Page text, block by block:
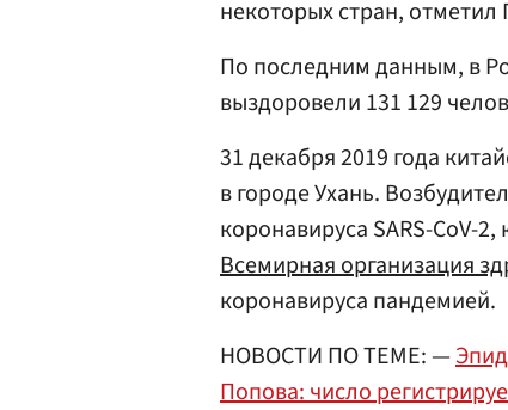
некоторых стран, отметил
По последним данным, в
выздоровели 131 129
31 декабря 2019 года
в городе Ухань.
коронавируса SARS-CoV-
Всемирная организация
коронавируса пандемией.
НОВОСТИ ПО ТЕМЕ: —
Попова: число